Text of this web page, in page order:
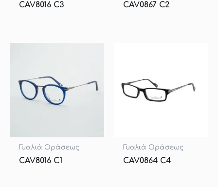
CAV8016 C3 CAV0867 C2
Γυαλιά Οράσεως
CAV8016 C1
Γυαλιά Οράσεως
CAV0864 C4